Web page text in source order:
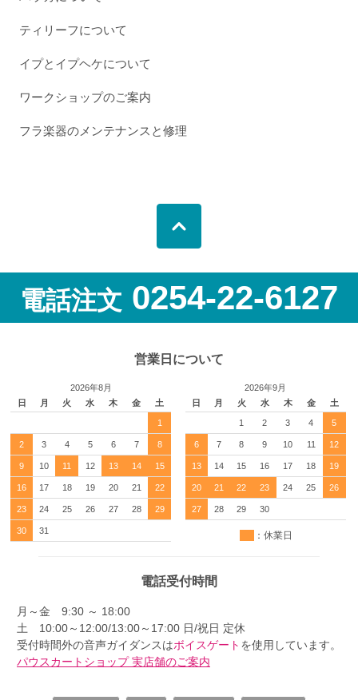
ティリーフについて
イプとイプヘケについて
ワークショップのご案内
フラ楽器のメンテナンスと修理
電話注文 0254-22-6127
営業日について
2026年8月
日
月 火 水 木 金 土
1
2 3 4 5 6 7 8
9 10 11 12 13 14 15
16 17 18 19 20 21 22
23 24 25 26 27 28 29
30 31
2026年9月
日
月 火 水 木 金 土
1 2 3 4 5
6 7 8 9 10 11 12
13 14 15 16 17 18 19
20 21 22 23 24 25 26
27 28 29 30
：休業日
電話受付時間
月～金 9:30 ～ 18:00
土 10:00～12:00/13:00～17:00 日/祝日 定休
受付時間外の音声ガイダンスはボイスゲート を使用しています。
パウスカートショップ 実店舗のご案内